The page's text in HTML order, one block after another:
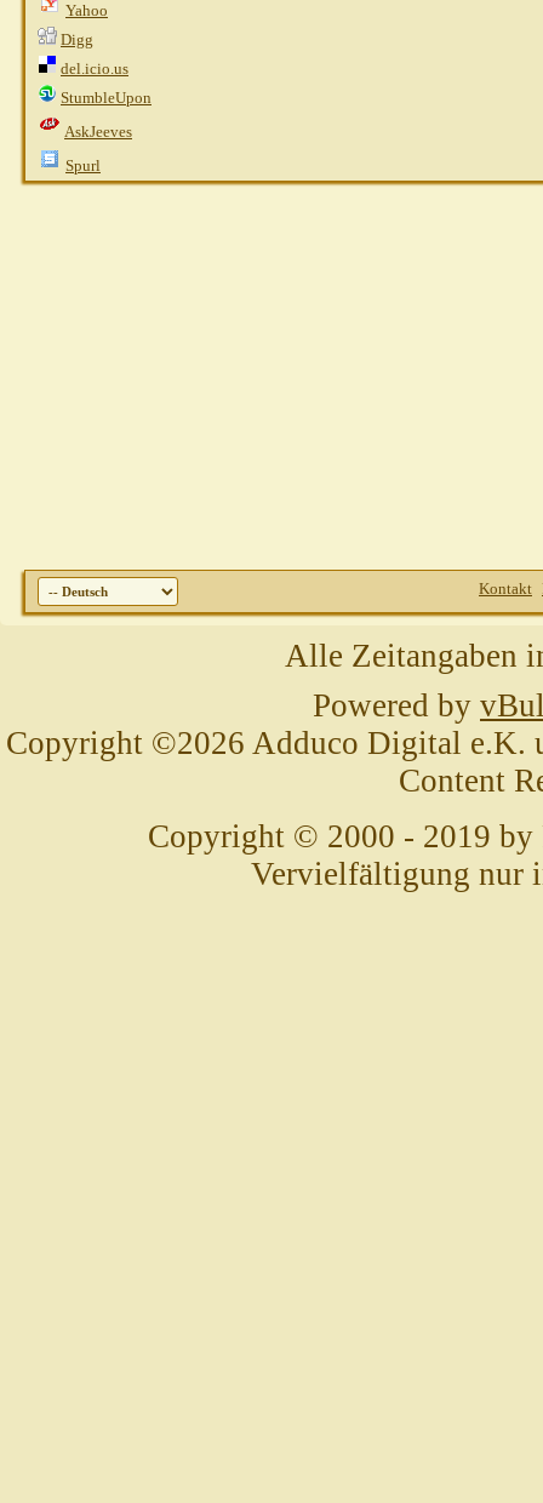
Yahoo
Digg
del.icio.us
StumbleUpon
AskJeeves
Spurl
Kontakt
Alle Zeitangaben
Powered by
Copyright ©2026 Adduco Digital e.K.
Content
Copyright © 2000 - 2019 by
Vervielfältigung nur